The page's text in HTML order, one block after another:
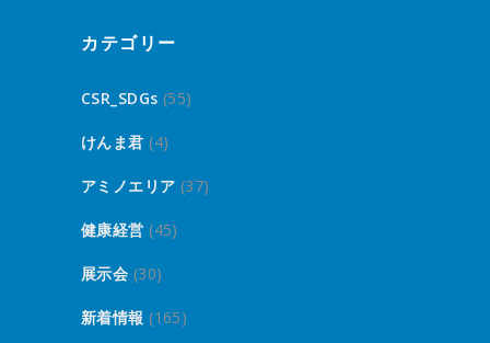
カテゴリー
CSR_SDGs (55)
けんま君 (4)
アミノエリア (37)
健康経営 (45)
展示会 (30)
新着情報 (165)